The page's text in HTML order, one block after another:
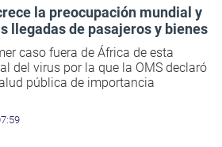
la preocupación mundial y
llegadas de pasajeros y bienes
caso fuera de África de esta
del virus por la que la OMS declaró
pública de importancia